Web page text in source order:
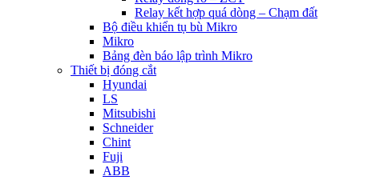
Relay kết hợp quá dòng – Chạm đất
Bộ điều khiển tụ bù Mikro
Mikro
Bảng đèn báo lập trình Mikro
Thiết bị đóng cắt
Hyundai
LS
Mitsubishi
Schneider
Chint
Fuji
ABB